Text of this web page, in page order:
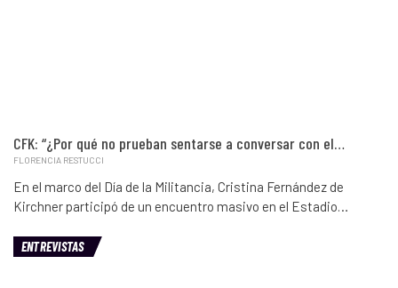
CFK: “¿Por qué no prueban sentarse a conversar con el…
FLORENCIA RESTUCCI
En el marco del Día de la Militancia, Cristina Fernández de
Kirchner participó de un encuentro masivo en el Estadio…
ENTREVISTAS